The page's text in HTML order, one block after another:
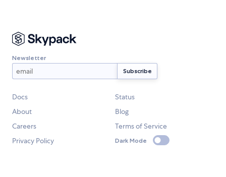
Newsletter
Docs
Status
About
Blog
Careers
Terms of Service
Privacy Policy
Dark Mode